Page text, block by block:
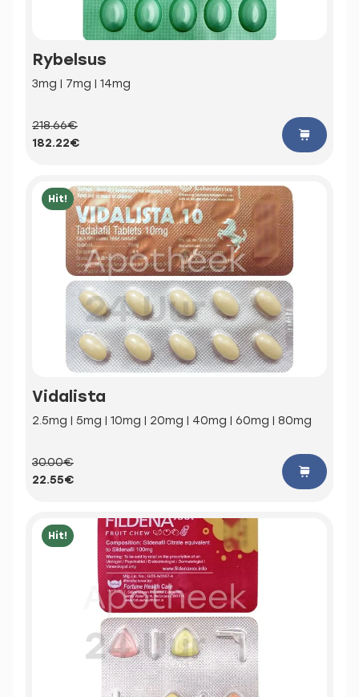
Rybelsus
3mg | 7mg | 14mg
218.66€
182.22€
Hit!
Vidalista
2.5mg | 5mg | 10mg | 20mg | 40mg | 60mg | 80mg
30.00€
22.55€
Hit!